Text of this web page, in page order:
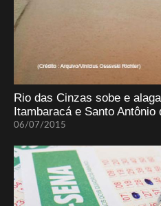
Rio das Cinzas sobe e
Itambaracá e Santo Antônio
06/07/2015